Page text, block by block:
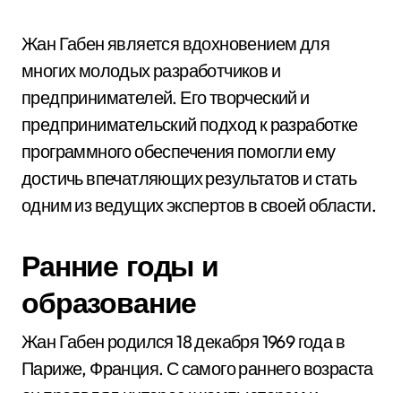
Жан Габен является вдохновением для
многих молодых разработчиков и
предпринимателей. Его творческий и
предпринимательский подход к разработке
программного обеспечения помогли ему
достичь впечатляющих результатов и стать
одним из ведущих экспертов в своей области.
Ранние годы и
образование
Жан Габен родился 18 декабря 1969 года в
Париже, Франция. С самого раннего возраста